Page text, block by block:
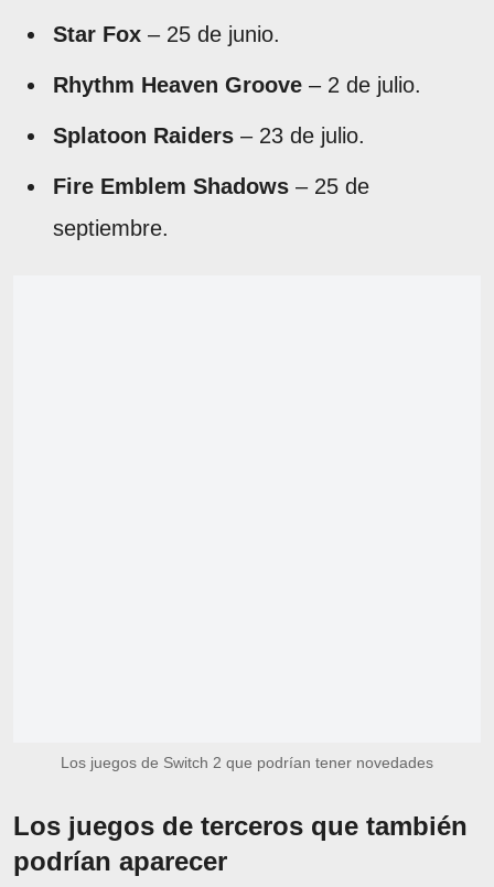
Star Fox – 25 de junio.
Rhythm Heaven Groove – 2 de julio.
Splatoon Raiders – 23 de julio.
Fire Emblem Shadows – 25 de
septiembre.
Los juegos de Switch 2 que podrían tener novedades
Los juegos de terceros que también
podrían aparecer